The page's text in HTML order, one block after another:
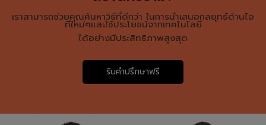
เราสามารถช่วยคุณค้นหาวิธีที่ดีกว่า ในการนำเสนอกลยุทธ์ด้านไอ
ทีใหม่ๆและใช้ประโยชน์จากเทคโนโลยี
ได้อย่างมีประสิทธิภาพสูงสุด
รับคำปรึกษาฟรี